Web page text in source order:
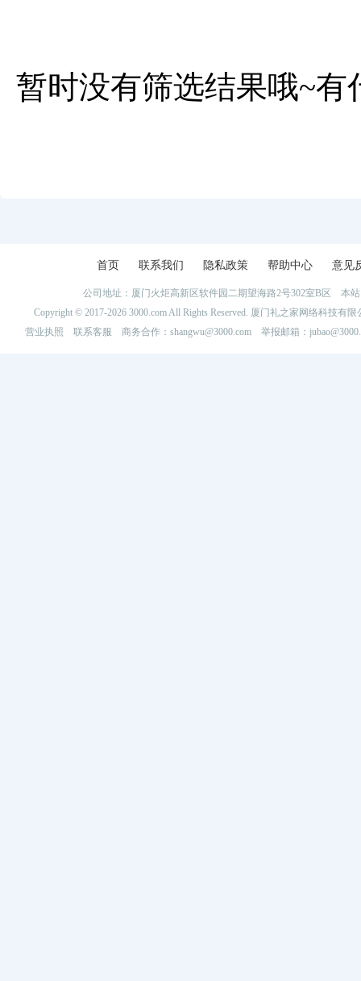
暂时没有筛选结果哦~
首页 联系我们 隐私政策 帮助中心 意见
公司地址：厦门火炬高新区软件园二期望海路2号302室B区 本
Copyright © 2017-2026 3000.com All Rights Reserved. 厦门礼之家网络科技
营业执照
联系客服 商务合作：shangwu@3000.com 举报邮箱：